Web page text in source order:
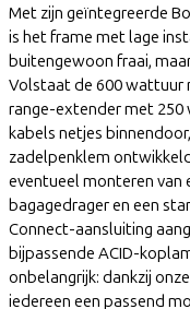
Met zijn geïntegreerde
is het frame met lage
buitengewoon fraai,
Volstaat de 600 wattuur
range-extender met
kabels netjes
zadelpenklem
eventueel monteren van
bagagedrager en een
Connect-aansluiting
bijpassende ACID-
onbelangrijk: dankzij
iedereen een passend